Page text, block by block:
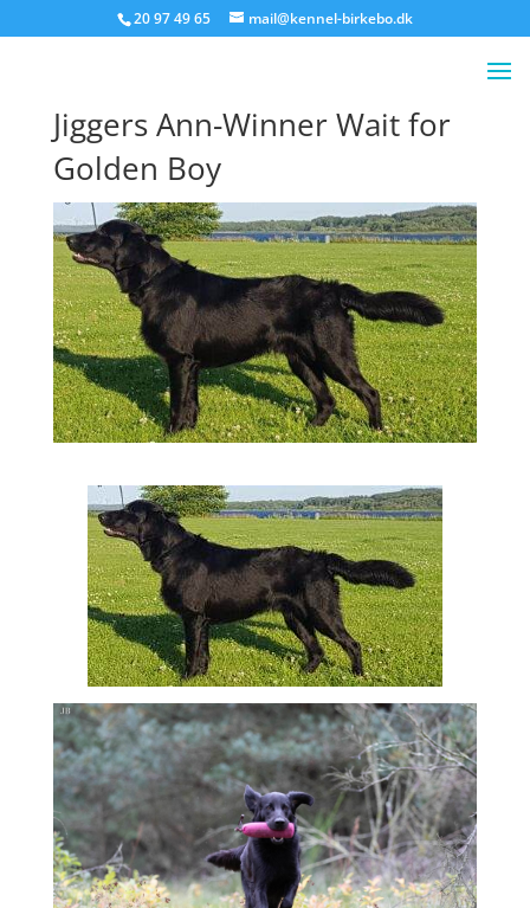
20 97 49 65 mail@kennel-birkebo.dk
Jiggers Ann-Winner Wait for
Golden Boy